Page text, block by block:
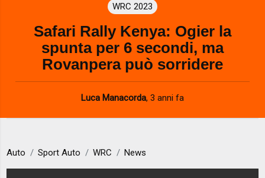
WRC 2023
Safari Rally Kenya: Ogier la
spunta per 6 secondi, ma
Rovanpera può sorridere
Luca Manacorda, 3 anni fa
Auto Sport Auto WRC News